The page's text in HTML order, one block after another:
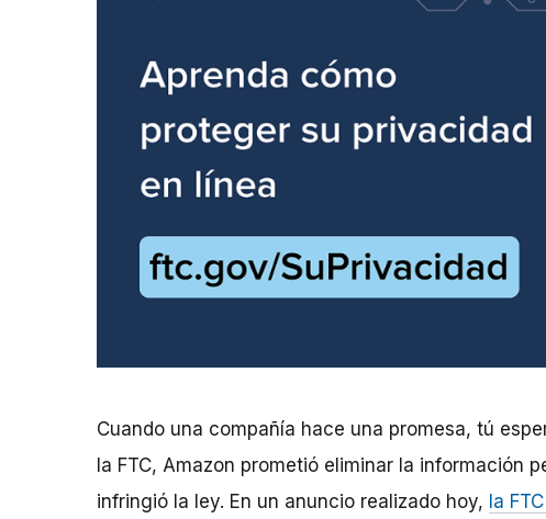
Cuando una compañía hace una promesa, tú
la FTC, Amazon prometió eliminar la información
infringió la ley. En un anuncio realizado hoy, la